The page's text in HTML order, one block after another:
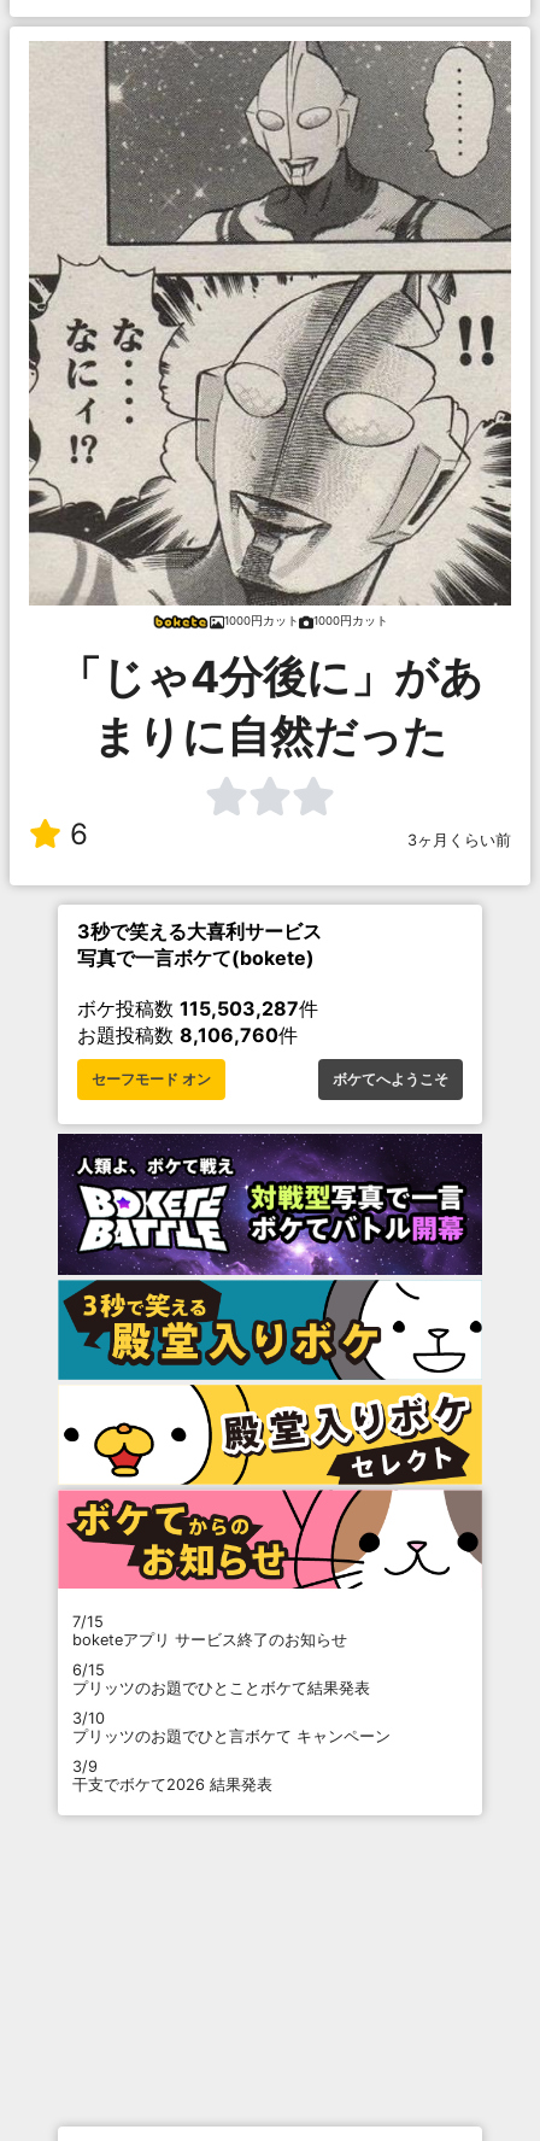
1000円カット 1000円カット
「じゃ4分後に」があ
まりに自然だった
6 3ヶ月くらい前
3秒で笑える大喜利サービス
写真で一言ボケて(bokete)
ボケ投稿数 115,503,287件
お題投稿数 8,106,760件
セーフモード オン ボケてへようこそ
7/15
boketeアプリ サービス終了のお知らせ
6/15
プリッツのお題でひとことボケて結果発表
3/10
プリッツのお題でひと言ボケて キャンペーン
3/9
干支でボケて2026 結果発表